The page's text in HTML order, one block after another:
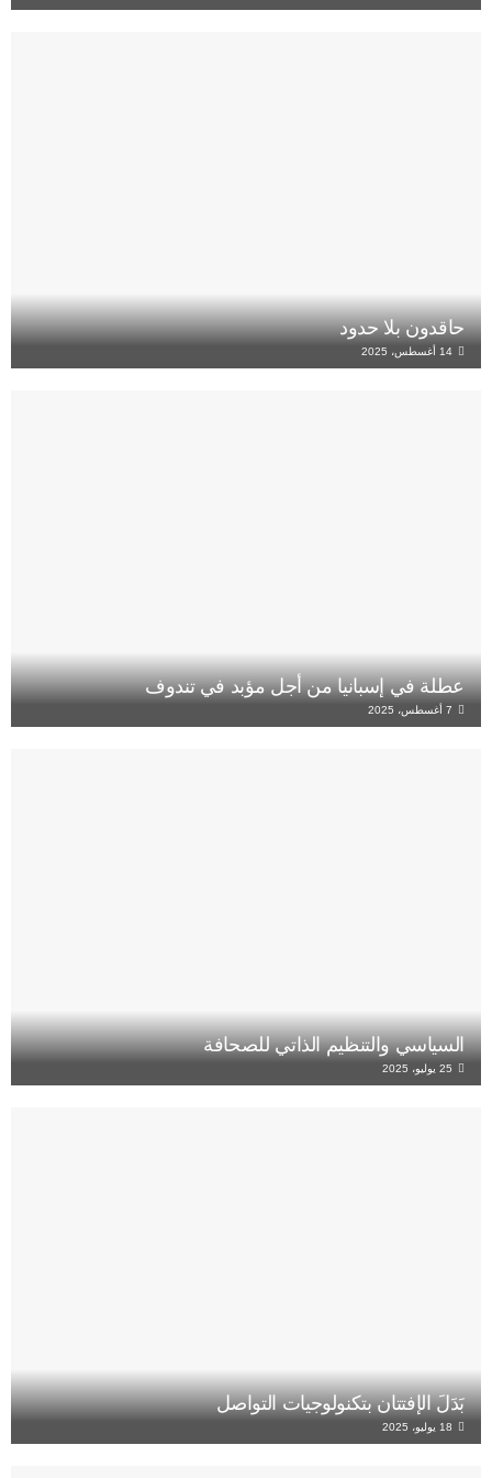
حاقدون بلا حدود
عطلة في إسبانيا من أجل مؤبد في تندوف
السياسي والتنظيم الذاتي للصحافة
بَدَلَ الإفتتان بتكنولوجيات التواصل